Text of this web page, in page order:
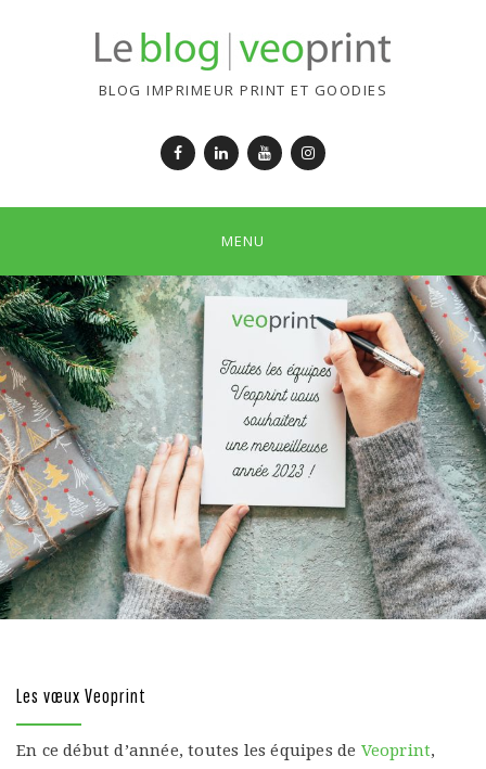
BLOG IMPRIMEUR PRINT ET GOODIES
FacebookLinkedInYouTubeInstagram
MENU
Les vœux Veoprint
En ce début d’année, toutes les équipes de Veoprint,